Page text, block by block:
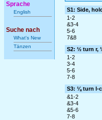
Sprache
English
Suche nach
What's New
Tänzen
S1: Side,
1-2
&3-4
5-6
7&8
S2: ½ turn r,
1-2
3-4
5-6
7-8
S3: ⅛ turn l-
&1-2
&3-4
&5-6
7-8